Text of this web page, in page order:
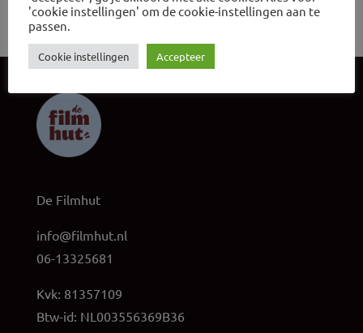
De Filmhut
info@filmhut.nl
06-13325681
Kvk: 81357109
Btw-id: NL003556369B36
'cookie instellingen' om de cookie-instellingen aan te
passen.
Cookie instellingen Accepteer